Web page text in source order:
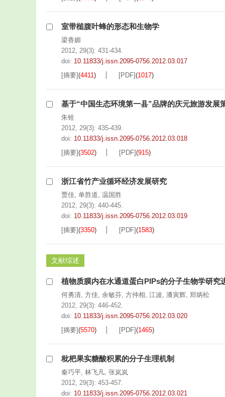
室带槌腹叶蜂的形态和生物学
梁香媚
2012, 29(3): 431-434.
doi: 10.11833/j.issn.2095-0756.2012.03.017
[摘要](4411) [PDF](1017)
基于“中国生态环境第一县”品牌的庆元旅游发展
朱铨
2012, 29(3): 435-439.
doi: 10.11833/j.issn.2095-0756.2012.03.018
[摘要](3502) [PDF](915)
浙江省竹产业循环经济发展研究
贾佳, 单胜道, 温国胜
2012, 29(3): 440-445.
doi: 10.11833/j.issn.2095-0756.2012.03.019
[摘要](3350) [PDF](1583)
文献综述
植物质膜内在水通道蛋白PIPs的分子生物学研究
何勇清, 方佳, 余敏芬, 方仲相, 江波, 潘寅辉, 郑炳松
2012, 29(3): 446-452.
doi: 10.11833/j.issn.2095-0756.2012.03.020
[摘要](5570) [PDF](1465)
枇杷果实糖酸积累的分子生理机制
秦巧平, 林飞凡, 张岚岚
2012, 29(3): 453-457.
doi: 10.11833/j.issn.2095-0756.2012.03.021